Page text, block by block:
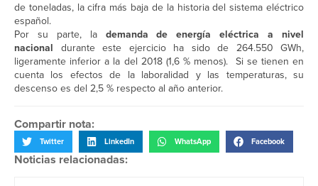
de toneladas, la cifra más baja de la historia del sistema eléctrico
español.
Por su parte, lademanda de energía eléctrica a nivel
nacional durante este ejercicio ha sido de 264.550 GWh,
ligeramente inferior a la del 2018 (1,6 % menos). Si se tienen en
cuenta los efectos de la laboralidad y las temperaturas, su
descenso es del 2,5 % respecto al año anterior.
Compartir nota:
Twitter LinkedIn WhatsApp Facebook
Noticias relacionadas: